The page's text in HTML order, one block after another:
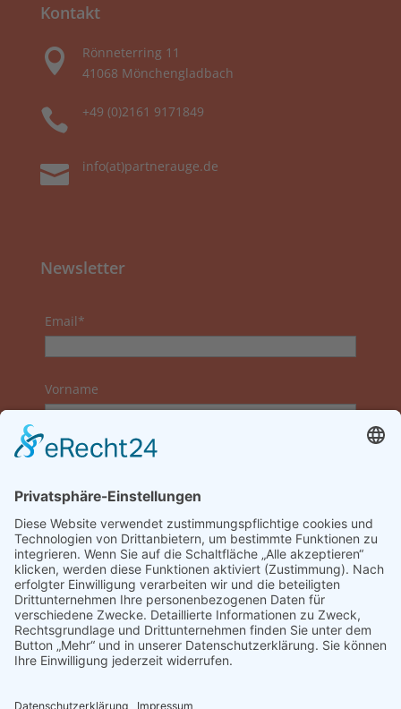
Kontakt

Rönneterring 11
41068 Mönchengladbach
 +49 (0)2161 9171849
 info(at)partnerauge.de
Newsletter
Email*
Vorname
Nachname
Datenschutzerklärung zur Kenntnis genommen
und akzeptiert.